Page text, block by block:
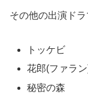
その他の出演ドラ
トッケビ
花郎(ファラ
秘密の森